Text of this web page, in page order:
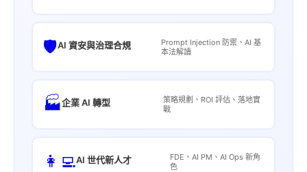
🛡️AI 資安與治理合規
Prompt Injection 防禦、AI 基
本法解讀
🏭企業 AI 轉型
策略規劃、ROI 評估、落地實
戰
👩‍💻AI 世代新人才
FDE、AI PM、AI Ops 新角
色